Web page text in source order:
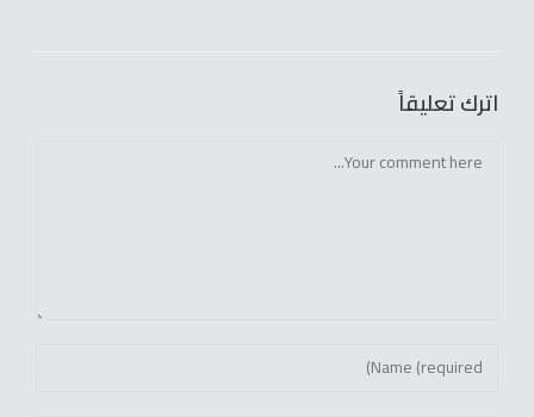
اترك تعليقاً